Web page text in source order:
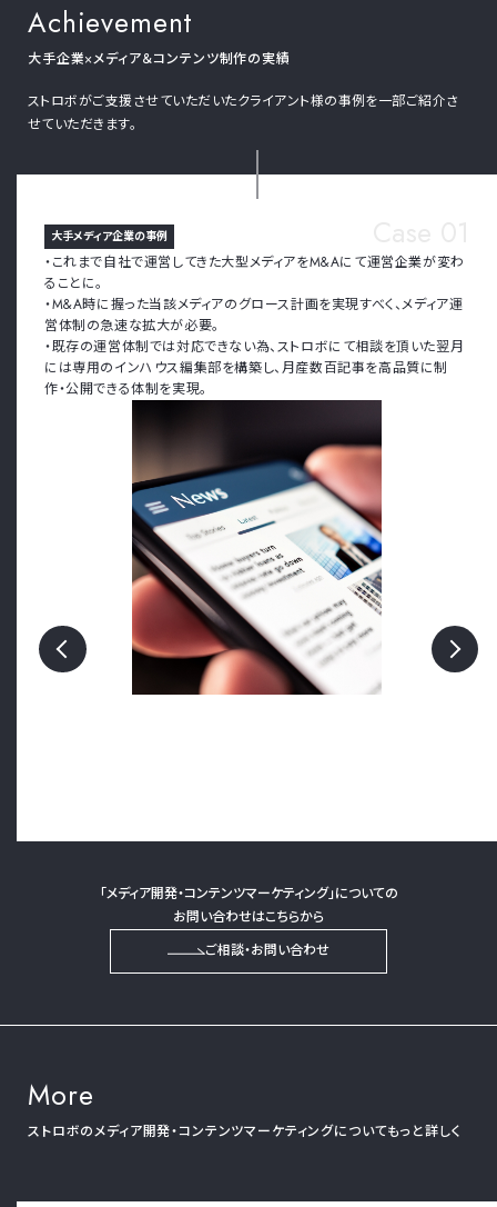
Achievement
大手企業×メディア＆コンテンツ制作の実績
ストロボがご支援させていただいたクライアント様の事例を一部ご紹介さ
せていただきます。
大手メディア企業の事例
・これまで自社で運営してきた大型メディアをM&Aにて運営企業が変わ
ることに。
・M&A時に握った当該メディアのグロース計画を実現すべく、メディア運
営体制の急速な拡大が必要。
・既存の運営体制では対応できない為、ストロボにて相談を頂いた翌月
には専用のインハウス編集部を構築し、月産数百記事を高品質に制
作・公開できる体制を実現。
「メディア開発・コンテンツマーケティング」についての
お問い合わせはこちらから
ご相談・お問い合わせ
More
ストロボのメディア開発・コンテンツマーケティングについてもっと詳しく